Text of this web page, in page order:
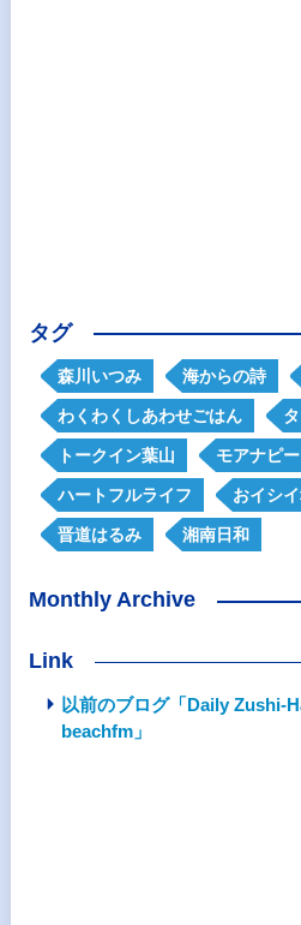
タグ
森川いつみ 海からの詩
わくわくしあわせごはん
トークイン葉山 モアナピ
ハートフルライフ おイシ
晋道はるみ 湘南日和
Monthly Archive
Link
以前のブログ「Daily Zushi-
beachfm」